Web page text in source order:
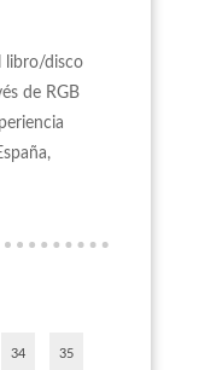
libro/disco
de RGB
34 35